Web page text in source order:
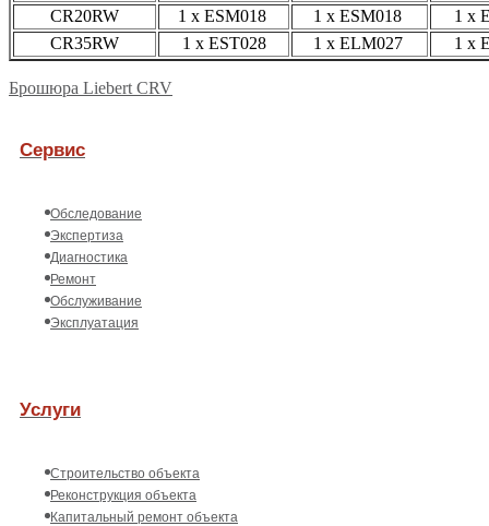
CR20RW
1 x ESM018 1 x ESM018
1 x
CR35RW
1 x EST028 1 x ELM027 1 x
Брошюра Liebert CRV
Сервис
Обследование
Экспертиза
Диагностика
Ремонт
Обслуживание
Эксплуатация
Услуги
Строительство объекта
Реконструкция объекта
Капитальный ремонт объекта